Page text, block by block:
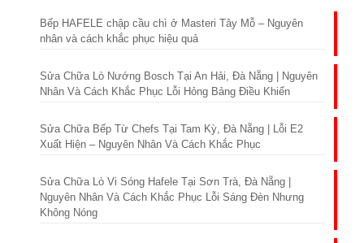
Bếp HAFELE chập cầu chì ở Masteri Tây Mỗ – Nguyên
nhân và cách khắc phục hiệu quả
Sửa Chữa Lò Nướng Bosch Tại An Hải, Đà Nẵng | Nguyên
Nhân Và Cách Khắc Phục Lỗi Hỏng Bảng Điều Khiển
Sửa Chữa Bếp Từ Chefs Tại Tam Kỳ, Đà Nẵng | Lỗi E2
Xuất Hiện – Nguyên Nhân Và Cách Khắc Phục
Sửa Chữa Lò Vi Sóng Hafele Tại Sơn Trà, Đà Nẵng |
Nguyên Nhân Và Cách Khắc Phục Lỗi Sáng Đèn Nhưng
Không Nóng